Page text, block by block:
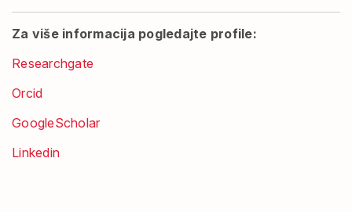
Za više informacija pogledajte profile:
Researchgate
Orcid
GoogleScholar
Linkedin